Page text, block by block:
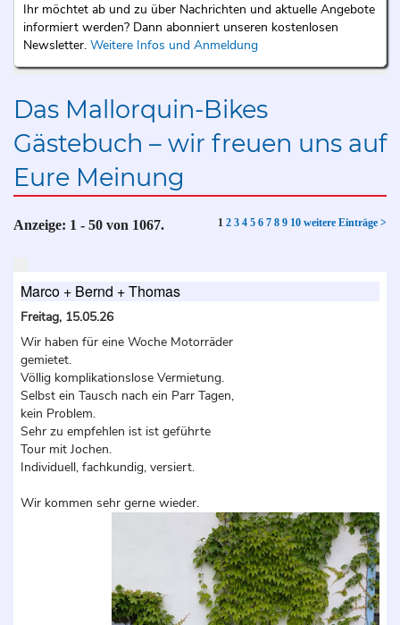
Ihr möchtet ab und zu über Nachrichten und aktuelle Angebote
informiert werden? Dann abonniert unseren kostenlosen
Newsletter. Weitere Infos und Anmeldung
Das Mallorquin-Bikes
Gästebuch – wir freuen uns auf
Eure Meinung
Anzeige: 1 - 50 von 1067. 1 2 3 4 5 6 7 8 9 10 weitere Einträge >
Marco + Bernd + Thomas
Freitag, 15.05.26
Wir haben für eine Woche Motorräder
gemietet.
Völlig komplikationslose Vermietung.
Selbst ein Tausch nach ein Parr Tagen,
kein Problem.
Sehr zu empfehlen ist ist geführte
Tour mit Jochen.
Individuell, fachkundig, versiert.
Wir kommen sehr gerne wieder.